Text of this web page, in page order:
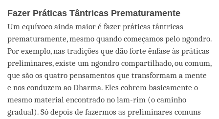
Fazer Práticas Tântricas Prematuramente
Um equívoco ainda maior é fazer práticas tântricas
prematuramente, mesmo quando começamos pelo ngondro.
Por exemplo, nas tradições que dão forte ênfase às práticas
preliminares, existe um ngondro compartilhado, ou comum,
que são os quatro pensamentos que transformam a mente
e nos conduzem ao Dharma. Eles cobrem basicamente o
mesmo material encontrado no lam-rim (o caminho
gradual). Só depois de fazermos as preliminares comuns